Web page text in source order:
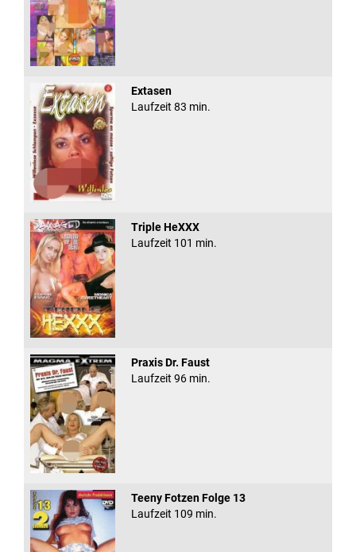
Extasen
Laufzeit 83 min.
Triple HeXXX
Laufzeit 101 min.
Praxis Dr. Faust
Laufzeit 96 min.
Teeny Fotzen Folge 13
Laufzeit 109 min.